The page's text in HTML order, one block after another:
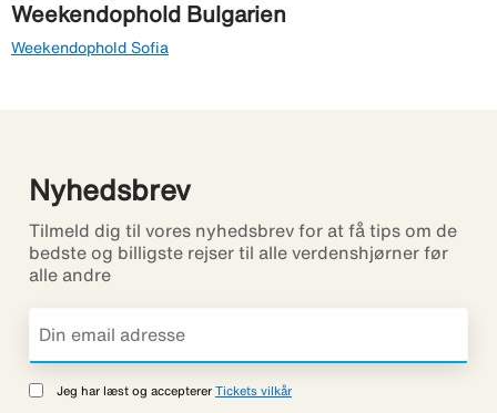
Weekendophold Bulgarien
Weekendophold Sofia
Nyhedsbrev
Tilmeld dig til vores nyhedsbrev for at få tips om de
bedste og billigste rejser til alle verdenshjørner før
alle andre
Jeg har læst og accepterer Tickets vilkår